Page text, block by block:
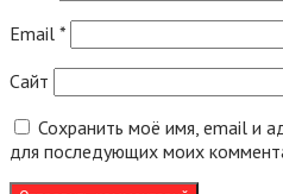
Email *
Сайт
Сохранить моё имя, email и
для последующих моих